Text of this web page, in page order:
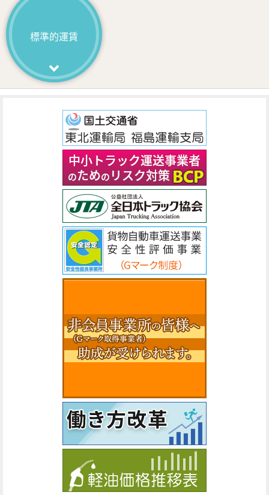
重要なお知らせ
夏季（お盆）休日の事務局体制について
2026/07/23
助成金・補助事業
令和8年度「環境配慮型先進トラック・バス導入加速事
業」（ハイブリット及び天然ガストラック・バスの導
関係機関からのお知らせ
遠隔点呼及び自動点呼の実施状況に係る実態調査の協
力依頼について（国土交通省）
2026/07/21
道路交通情報
水路撤去工事に伴う通行止めについて（郡山市八山田
地内）令和8年8月17日から令和8年9月25日
関係機関からのお知らせ
福島県警察高速道路交通警察隊ハイウェイ・ニュー
2026/07/21
関係機関からのお知らせ
福島県警察高速道路交通警察隊ハイウェイ・ニュー
ス（R8.7.18発生 東北自動車道死亡事故）
講習会・研修会のお知らせ
令和８年度実務担当者研修会の開催について
講習会・研修会のお知らせ
令和8年度第１回災害物流専門家研修の開催について
標準的運賃